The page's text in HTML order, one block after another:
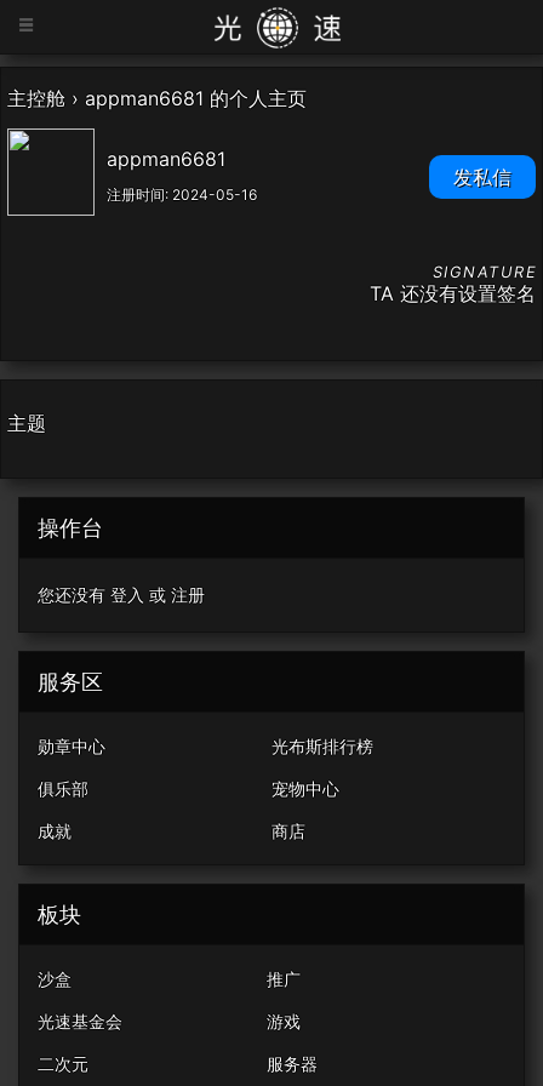
=
主控舱 › appman6681 的个人主页
appman6681
注册时间: 2024-05-16
发私信
TA 还没有设置签名
主题
操作台
您还没有 登入 或 注册
服务区
勋章中心 光布斯排行榜
俱乐部 宠物中心
成就 商店
板块
沙盒 推广
光速基金会 游戏
二次元 服务器